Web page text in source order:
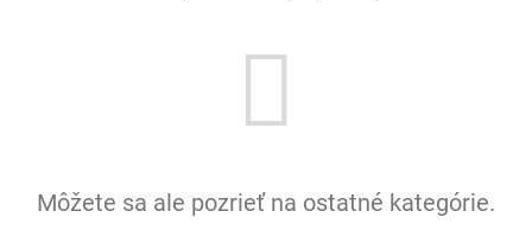
Môžete sa ale pozrieť na ostatné kategórie.